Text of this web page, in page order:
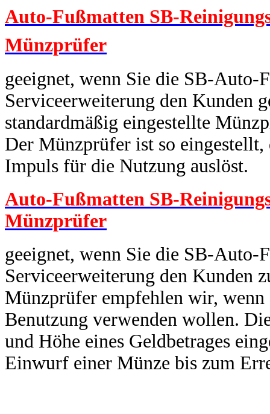
Auto-Fußmatten SB-
Münzprüfer
geeignet, wenn Sie die SB-Auto-
Serviceerweiterung den Kunden
standardmäßig eingestellte
Der Münzprüfer ist so eingestellt,
Impuls für die Nutzung auslöst.
Auto-Fußmatten SB-
Münzprüfer
geeignet, wenn Sie die SB-Auto-
Serviceerweiterung den Kunden
Münzprüfer empfehlen wir, wenn
Benutzung verwenden wollen.
und Höhe eines Geldbetrages
Einwurf einer Münze bis zum